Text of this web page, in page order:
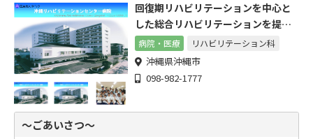
回復期リハビリテーションを中心と
した総合リハビリテーションを提供
します
病院・医療 リハビリテーション科
沖縄県沖縄市
098-982-1777
～ごあいさつ～